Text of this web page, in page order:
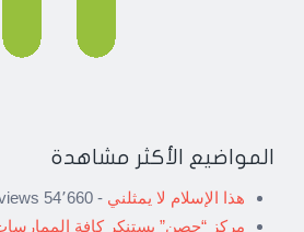
المواضيع الأكثر مشاهدة
هذا الإسلام لا يمثلني - 54٬660 views
مركز “حصن” يستنكر كافة